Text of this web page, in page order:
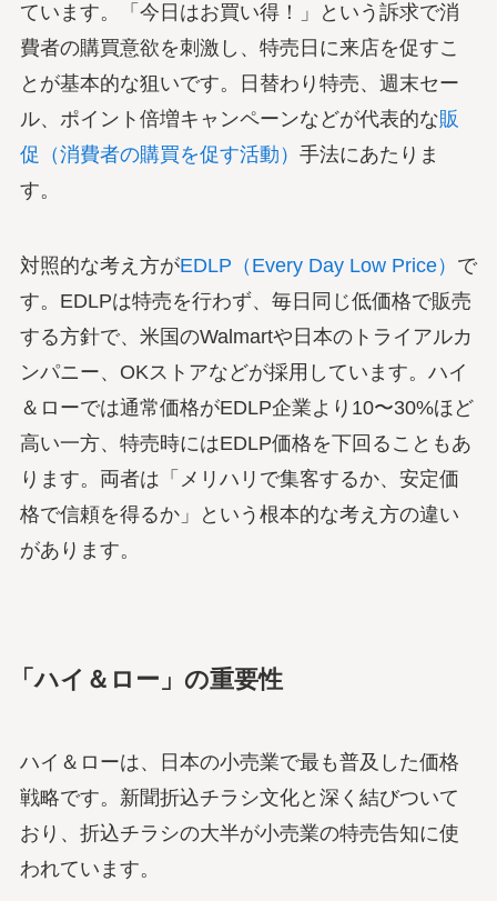
ています。「今日はお買い得！」という訴求で消
費者の購買意欲を刺激し、特売日に来店を促すこ
とが基本的な狙いです。日替わり特売、週末セー
ル、ポイント倍増キャンペーンなどが代表的な販
促（消費者の購買を促す活動） 手法にあたりま
す。
対照的な考え方がEDLP（Every Day Low Price） で
す。EDLPは特売を行わず、毎日同じ低価格で販売
する方針で、米国のWalmartや日本のトライアルカ
ンパニー、OKストアなどが採用しています。ハイ
＆ローでは通常価格がEDLP企業より10〜30%ほど
高い一方、特売時にはEDLP価格を下回ることもあ
ります。両者は「メリハリで集客するか、安定価
格で信頼を得るか」という根本的な考え方の違い
があります。
「ハイ＆ロー」の重要性
ハイ＆ローは、日本の小売業で最も普及した価格
戦略です。新聞折込チラシ文化と深く結びついて
おり、折込チラシの大半が小売業の特売告知に使
われています。